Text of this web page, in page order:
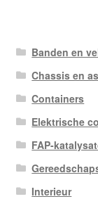
Banden en
Chassis en
Containers
Elektrische
FAP-
Interieur